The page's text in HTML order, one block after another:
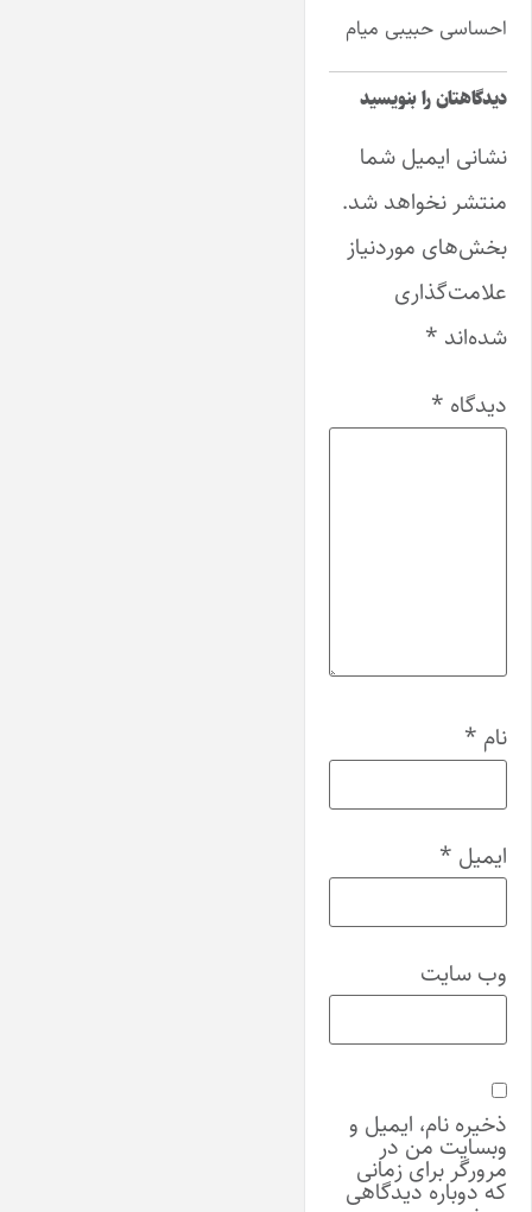
احساسی حبیبی میام
دیدگاهتان را بنویسید
نشانی ایمیل شما
منتشر نخواهد شد.
بخش‌های موردنیاز
علامت‌گذاری
شده‌اند *
دیدگاه *
نام *
ایمیل *
وب‌ سایت
ذخیره نام، ایمیل و
وبسایت من در
مرورگر برای زمانی
که دوباره دیدگاهی